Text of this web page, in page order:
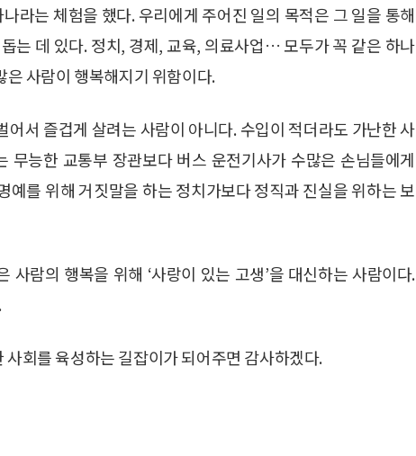
라는 체험을 했다. 우리에게 주어진 일의 목적은 그 일을 통해
는 데 있다. 정치, 경제, 교육, 의료사업… 모두가 꼭 같은 하나
은 사람이 행복해지기 위함이다.
서 즐겁게 살려는 사람이 아니다. 수입이 적더라도 가난한 사
무능한 교통부 장관보다 버스 운전기사가 수많은 손님들에게
예를 위해 거짓말을 하는 정치가보다 정직과 진실을 위하는 보
사람의 행복을 위해 ‘사랑이 있는 고생’을 대신하는 사람이다.
회를 육성하는 길잡이가 되어주면 감사하겠다.